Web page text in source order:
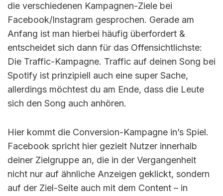
die verschiedenen Kampagnen-Ziele bei
Facebook/Instagram gesprochen. Gerade am
Anfang ist man hierbei häufig überfordert &
entscheidet sich dann für das Offensichtlichste:
Die Traffic-Kampagne. Traffic auf deinen Song bei
Spotify ist prinzipiell auch eine super Sache,
allerdings möchtest du am Ende, dass die Leute
sich den Song auch anhören.
Hier kommt die Conversion-Kampagne in’s Spiel.
Facebook spricht hier gezielt Nutzer innerhalb
deiner Zielgruppe an, die in der Vergangenheit
nicht nur auf ähnliche Anzeigen geklickt, sondern
auf der Ziel-Seite auch mit dem Content – in